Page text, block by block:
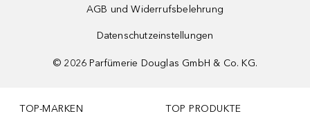
AGB und Widerrufsbelehrung
Datenschutzeinstellungen
© 2026 Parfümerie Douglas GmbH & Co. KG.
TOP-MARKEN TOP PRODUKTE